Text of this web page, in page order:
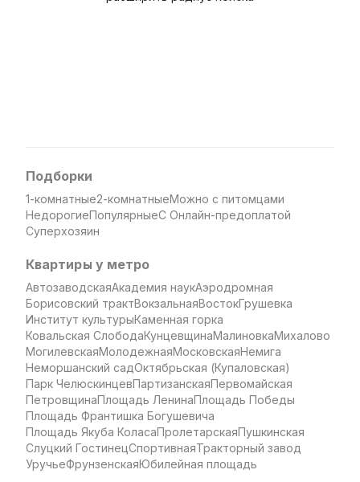
Подборки
1-комнатные2-комнатныеМожно с питомцами
НедорогиеПопулярныеС Онлайн-предоплатой
Суперхозяин
Квартиры у метро
АвтозаводскаяАкадемия наукАэродромная
Борисовский трактВокзальнаяВостокГрушевка
Институт культурыКаменная горка
Ковальская СлободаКунцевщинаМалиновкаМихалово
МогилевскаяМолодежнаяМосковскаяНемига
Неморшанский садОктябрьская (Купаловская)
Парк ЧелюскинцевПартизанскаяПервомайская
ПетровщинаПлощадь ЛенинаПлощадь Победы
Площадь Франтишка Богушевича
Площадь Якуба КоласаПролетарскаяПушкинская
Слуцкий ГостинецСпортивнаяТракторный завод
УручьеФрунзенскаяЮбилейная площадь